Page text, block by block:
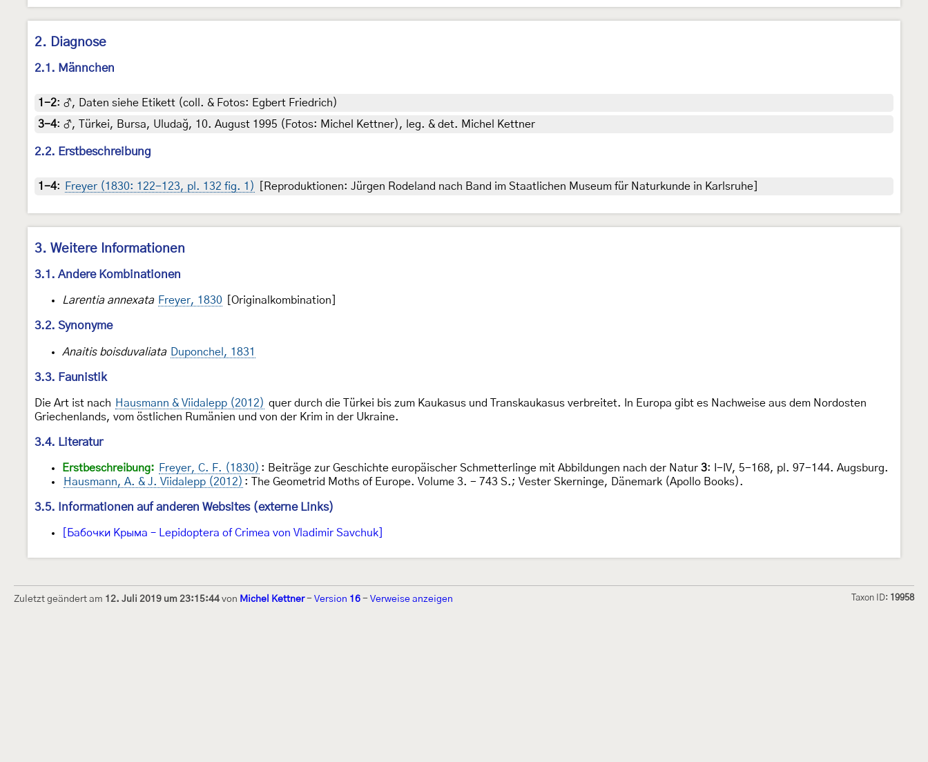
2. Diagnose
2.1. Männchen
1-2: ♂, Daten siehe Etikett (coll. & Fotos: Egbert Friedrich)
3-4: ♂, Türkei, Bursa, Uludağ, 10. August 1995 (Fotos: Michel Kettner), leg. & det. Michel Kettner
2.2. Erstbeschreibung
1-4: Freyer (1830: 122-123, pl. 132 fig. 1) [Reproduktionen: Jürgen Rodeland nach Band im Staatlichen Museum für Naturkunde in Karlsruhe]
3. Weitere Informationen
3.1. Andere Kombinationen
Larentia annexata Freyer, 1830 [Originalkombination]
3.2. Synonyme
Anaitis boisduvaliata Duponchel, 1831
3.3. Faunistik
Die Art ist nach Hausmann & Viidalepp (2012) quer durch die Türkei bis zum Kaukasus und Transkaukasus verbreitet. In Europa gibt es Nachweise aus dem Nordosten
Griechenlands, vom östlichen Rumänien und von der Krim in der Ukraine.
3.4. Literatur
Erstbeschreibung: Freyer, C. F. (1830) : Beiträge zur Geschichte europäischer Schmetterlinge mit Abbildungen nach der Natur 3: I-IV, 5-168, pl. 97-144. Augsburg.
Hausmann, A. & J. Viidalepp (2012) : The Geometrid Moths of Europe. Volume 3. - 743 S.; Vester Skerninge, Dänemark (Apollo Books).
3.5. Informationen auf anderen Websites (externe Links)
[Бабочки Крыма – Lepidoptera of Crimea von Vladimir Savchuk]
Zuletzt geändert am 12. Juli 2019 um 23:15:44 von Michel Kettner- Version 16 - Verweise anzeigen Taxon ID: 19958